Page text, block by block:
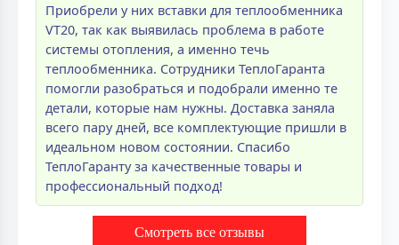
Приобрели у них вставки для теплообменника
VT20, так как выявилась проблема в работе
системы отопления, а именно течь
теплообменника. Сотрудники ТеплоГаранта
помогли разобраться и подобрали именно те
детали, которые нам нужны. Доставка заняла
всего пару дней, все комплектующие пришли в
идеальном новом состоянии. Спасибо
ТеплоГаранту за качественные товары и
профессиональный подход!
Смотреть все отзывы